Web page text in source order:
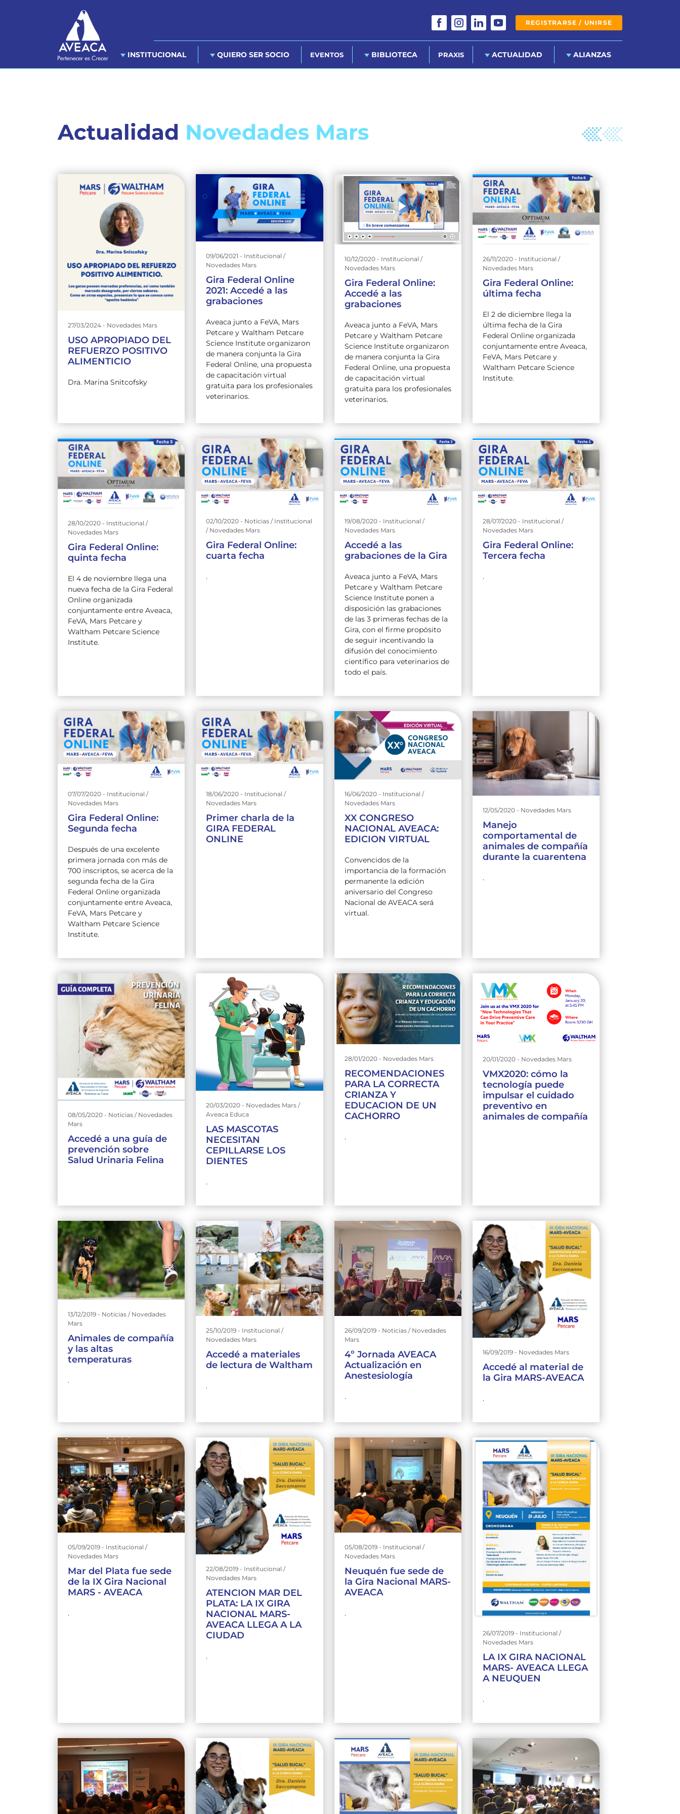
REGISTRARSE / UNIRSE
INSTITUCIONAL QUIERO SER SOCIO EVENTOS BIBLIOTECA PRAXIS ACTUALIDAD ALIANZAS
Actualidad Novedades Mars
27/03/2024 - Novedades Mars
USO APROPIADO DEL
REFUERZO POSITIVO
ALIMENTICIO
Dra. Marina Snitcofsky
09/06/2021 - Institucional /
Novedades Mars
Gira Federal Online
2021: Accedé a las
grabaciones
Aveaca junto a FeVA, Mars
Petcare y Waltham Petcare
Science Institute organizaron
de manera conjunta la Gira
Federal Online, una propuesta
de capacitación virtual
gratuita para los profesionales
veterinarios.
10/12/2020 - Institucional /
Novedades Mars
Gira Federal Online:
Accedé a las
grabaciones
Aveaca junto a FeVA, Mars
Petcare y Waltham Petcare
Science Institute organizaron
de manera conjunta la Gira
Federal Online, una propuesta
de capacitación virtual
gratuita para los profesionales
veterinarios.
26/11/2020 - Institucional /
Novedades Mars
Gira Federal Online:
última fecha
El 2 de diciembre llega la
última fecha de la Gira
Federal Online organizada
conjuntamente entre Aveaca,
FeVA, Mars Petcare y
Waltham Petcare Science
Institute.
28/10/2020 - Institucional /
Novedades Mars
Gira Federal Online:
quinta fecha
El 4 de noviembre llega una
nueva fecha de la Gira Federal
Online organizada
conjuntamente entre Aveaca,
FeVA, Mars Petcare y
Waltham Petcare Science
Institute.
02/10/2020 - Noticias / Institucional
/ Novedades Mars
Gira Federal Online:
cuarta fecha
.
19/08/2020 - Institucional /
Novedades Mars
Accedé a las
grabaciones de la Gira
Aveaca junto a FeVA, Mars
Petcare y Waltham Petcare
Science Institute ponen a
disposición las grabaciones
de las 3 primeras fechas de la
Gira, con el firme propósito
de seguir incentivando la
difusión del conocimiento
científico para veterinarios de
todo el país.
28/07/2020 - Institucional /
Novedades Mars
Gira Federal Online:
Tercera fecha
.
07/07/2020 - Institucional /
Novedades Mars
Gira Federal Online:
Segunda fecha
Después de una excelente
primera jornada con más de
700 inscriptos, se acerca de la
segunda fecha de la Gira
Federal Online organizada
conjuntamente entre Aveaca,
FeVA, Mars Petcare y
Waltham Petcare Science
Institute.
18/06/2020 - Institucional /
Novedades Mars
Primer charla de la
GIRA FEDERAL
ONLINE
16/06/2020 - Institucional /
Novedades Mars
XX CONGRESO
NACIONAL AVEACA:
EDICION VIRTUAL
Convencidos de la
importancia de la formación
permanente la edición
aniversario del Congreso
Nacional de AVEACA será
virtual.
12/05/2020 - Novedades Mars
Manejo
comportamental de
animales de compañía
durante la cuarentena
.
08/05/2020 - Noticias / Novedades
Mars
Accedé a una guía de
prevención sobre
Salud Urinaria Felina
20/03/2020 - Novedades Mars /
Aveaca Educa
LAS MASCOTAS
NECESITAN
CEPILLARSE LOS
DIENTES
.
28/01/2020 - Novedades Mars
RECOMENDACIONES
PARA LA CORRECTA
CRIANZA Y
EDUCACION DE UN
CACHORRO
.
20/01/2020 - Novedades Mars
VMX2020: cómo la
tecnología puede
impulsar el cuidado
preventivo en
animales de compañía
13/12/2019 - Noticias / Novedades
Mars
Animales de compañía
y las altas
temperaturas
.
25/10/2019 - Institucional /
Novedades Mars
Accedé a materiales
de lectura de Waltham
.
26/09/2019 - Noticias / Novedades
Mars
4º Jornada AVEACA
Actualización en
Anestesiología
.
16/09/2019 - Novedades Mars
Accedé al material de
la Gira MARS-AVEACA
.
05/09/2019 - Institucional /
Novedades Mars
Mar del Plata fue sede
de la IX Gira Nacional
MARS - AVEACA
.
22/08/2019 - Institucional /
Novedades Mars
ATENCION MAR DEL
PLATA: LA IX GIRA
NACIONAL MARS-
AVEACA LLEGA A LA
CIUDAD
.
05/08/2019 - Institucional /
Novedades Mars
Neuquén fue sede de
la Gira Nacional MARS-
AVEACA
.
26/07/2019 - Institucional /
Novedades Mars
LA IX GIRA NACIONAL
MARS- AVEACA LLEGA
A NEUQUEN
.